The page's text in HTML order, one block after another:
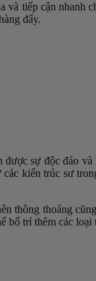
và tiếp cận nhanh
đấy.
sự độc đáo
kiến trúc sư
thông thoáng
bố trí thêm các